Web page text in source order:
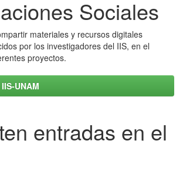
Sociales
materiales y recursos digitales
por los investigadores del IIS, en el
proyectos.
UNAM
entradas en el